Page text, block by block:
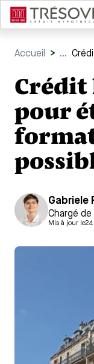
Accueil > ...
Crédit
pour
Gabriele
Chargé
Mis à jour le24